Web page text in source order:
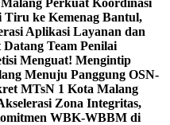
Perkuat Koordinasi
Tiru ke Kemenag Bantul,
Aplikasi Layanan dan
Datang Team Penilai
Menguat! Mengintip
Menuju Panggung OSN-
MTsN 1 Kota Malang
Zona Integritas,
WBK-WBBM di